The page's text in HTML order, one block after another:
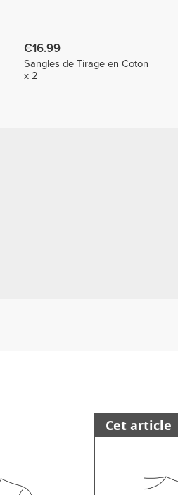
€16.99
Sangles de Tirage en Coton
x 2
Cet article